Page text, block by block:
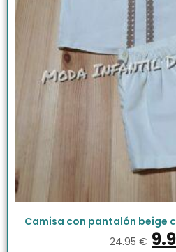
Camisa con pantalón beige
24.95€